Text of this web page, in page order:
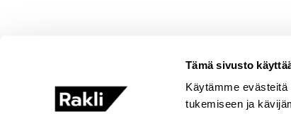
Tämä sivusto
Käytämme
tukemiseen ja